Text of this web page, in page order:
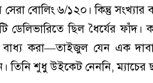
বোলিং ৬/১২০। কিন্তু
ডেলিভারিতে ছিল ধৈর্যের
বাধ্য করা—তাইজুল যেন এক
তিনি শুধু উইকেট নেননি, ম্যাচের